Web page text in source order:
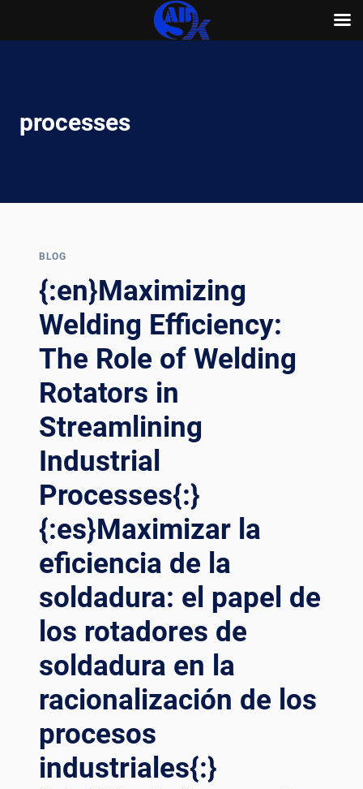
processes
BLOG
{:en}Maximizing
Welding Efficiency:
The Role of Welding
Rotators in
Streamlining
Industrial
Processes{:}
{:es}Maximizar la
eficiencia de la
soldadura: el papel de
los rotadores de
soldadura en la
racionalización de los
procesos
industriales{:}